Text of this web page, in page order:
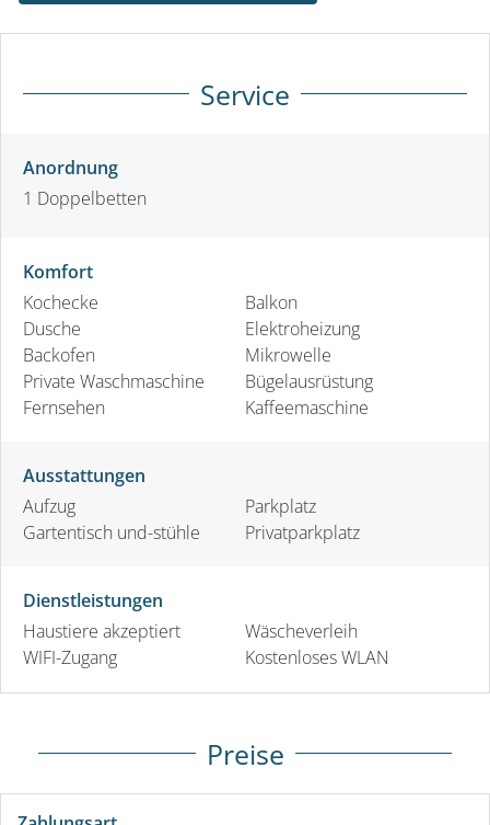
Service
Anordnung
1 Doppelbetten
Komfort
Kochecke
Dusche
Backofen
Private Waschmaschine
Fernsehen
Balkon
Elektroheizung
Mikrowelle
Bügelausrüstung
Kaffeemaschine
Ausstattungen
Aufzug
Gartentisch und-stühle
Parkplatz
Privatparkplatz
Dienstleistungen
Haustiere akzeptiert
WIFI-Zugang
Wäscheverleih
Kostenloses WLAN
Preise